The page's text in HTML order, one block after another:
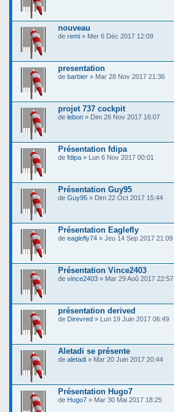
nouveau
de remi » Mer 6 Déc 2017 12:09
presentation
de barbier » Mar 28 Nov 2017 21:36
projet 737 cockpit
de lebon » Dim 26 Nov 2017 16:07
Présentation fdipa
de fdipa » Lun 6 Nov 2017 00:01
Présentation Guy95
de Guy95 » Dim 22 Oct 2017 15:44
Présentation Eaglefly
de eaglefly74 » Jeu 14 Sep 2017 21:09
Présentation Vince2403
de vince2403 » Mar 29 Aoû 2017 22:57
présentation derived
de Direvred » Lun 19 Juin 2017 06:49
Aletadi se présente
de aletadi » Mar 20 Juin 2017 20:44
Présentation Hugo7
de Hugo7 » Mar 30 Mai 2017 18:25